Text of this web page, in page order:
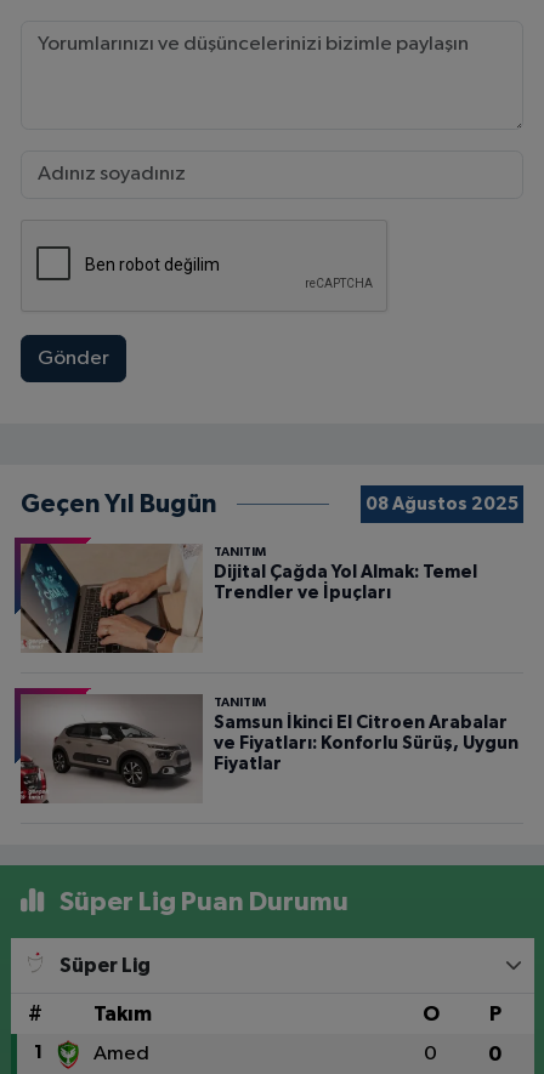
Gönder
Geçen Yıl Bugün 08 Ağustos 2025
TANITIM
Dijital Çağda Yol Almak: Temel
Trendler ve İpuçları
TANITIM
Samsun İkinci El Citroen Arabalar
ve Fiyatları: Konforlu Sürüş, Uygun
Fiyatlar
Süper Lig Puan Durumu
Süper Lig
# Takım O P
1 Amed 0 0